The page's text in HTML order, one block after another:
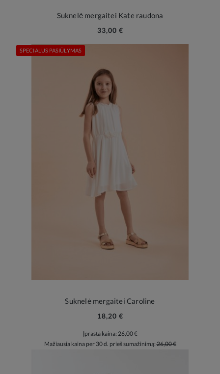
Suknelė mergaitei Kate raudona
33,00 €
Suknelė mergaitei Caroline
18,20 €
Įprasta kaina:26,00 €
Mažiausia kaina per 30 d. prieš sumažinimą:26,00 €
SPECIALUS PASIŪLYMAS